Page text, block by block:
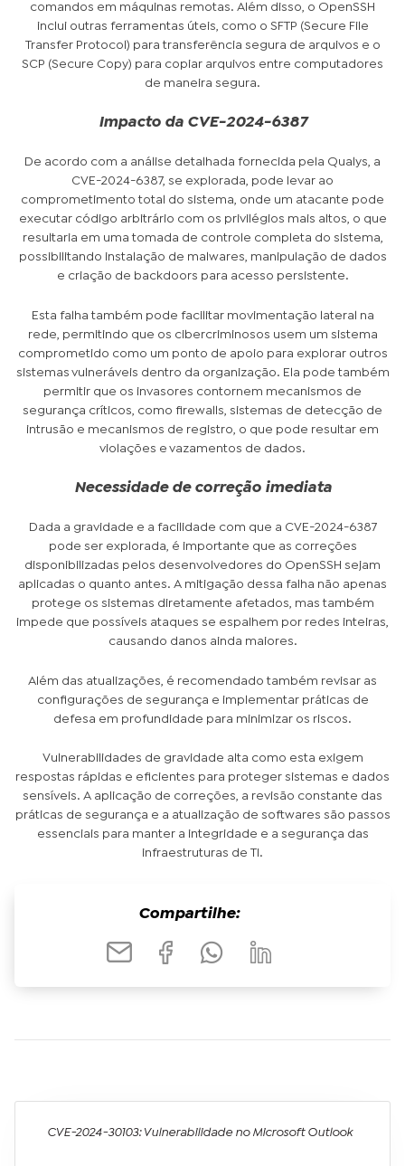
comandos em máquinas remotas. Além disso, o OpenSSH
inclui outras ferramentas úteis, como o SFTP (Secure File
Transfer Protocol) para transferência segura de arquivos e o
SCP (Secure Copy) para copiar arquivos entre computadores
de maneira segura.
Impacto da CVE-2024-6387
De acordo com a análise detalhada fornecida pela Qualys, a
CVE-2024-6387, se explorada, pode levar ao
comprometimento total do sistema, onde um atacante pode
executar código arbitrário com os privilégios mais altos, o que
resultaria em uma tomada de controle completa do sistema,
possibilitando instalação de malwares, manipulação de dados
e criação de backdoors para acesso persistente.
Esta falha também pode facilitar movimentação lateral na
rede, permitindo que os cibercriminosos usem um sistema
comprometido como um ponto de apoio para explorar outros
sistemas vulneráveis dentro da organização. Ela pode também
permitir que os invasores contornem mecanismos de
segurança críticos, como firewalls, sistemas de detecção de
intrusão e mecanismos de registro, o que pode resultar em
violações e vazamentos de dados.
Necessidade de correção imediata
Dada a gravidade e a facilidade com que a CVE-2024-6387
pode ser explorada, é importante que as correções
disponibilizadas pelos desenvolvedores do OpenSSH sejam
aplicadas o quanto antes. A mitigação dessa falha não apenas
protege os sistemas diretamente afetados, mas também
impede que possíveis ataques se espalhem por redes inteiras,
causando danos ainda maiores.
Além das atualizações, é recomendado também revisar as
configurações de segurança e implementar práticas de
defesa em profundidade para minimizar os riscos.
Vulnerabilidades de gravidade alta como esta exigem
respostas rápidas e eficientes para proteger sistemas e dados
sensíveis. A aplicação de correções, a revisão constante das
práticas de segurança e a atualização de softwares são passos
essenciais para manter a integridade e a segurança das
infraestruturas de TI.
Compartilhe:
CVE-2024-30103: Vulnerabilidade no Microsoft Outlook